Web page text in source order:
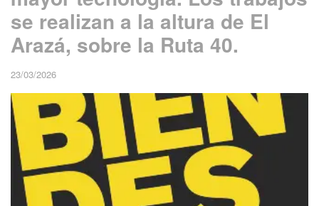
se realizan a la altura de El
Arazá, sobre la Ruta 40.
23/03/2026